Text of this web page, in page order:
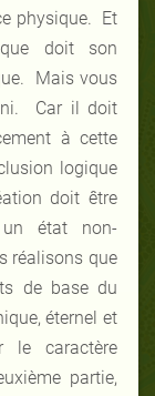
physique. Et
doit son
Mais vous
Car il doit
à cette
logique
doit être
un état non-
réalisons que
de base du
éternel et
le caractère
partie,